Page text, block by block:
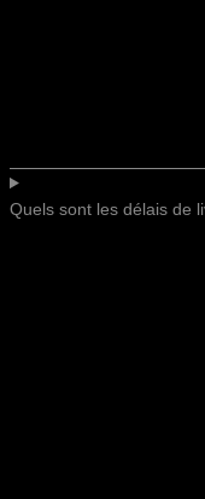
Quels sont les délais de